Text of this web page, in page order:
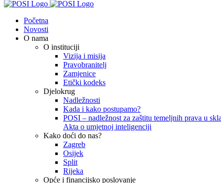
Početna
Novosti
O nama
O instituciji
Vizija i misija
Pravobranitelj
Zamjenice
Etički kodeks
Djelokrug
Nadležnosti
Kada i kako postupamo?
POSI – nadležnost za zaštitu temeljnih prava u
Akta o umjetnoj inteligenciji
Kako doći do nas?
Zagreb
Osijek
Split
Rijeka
Opće i financijsko poslovanje